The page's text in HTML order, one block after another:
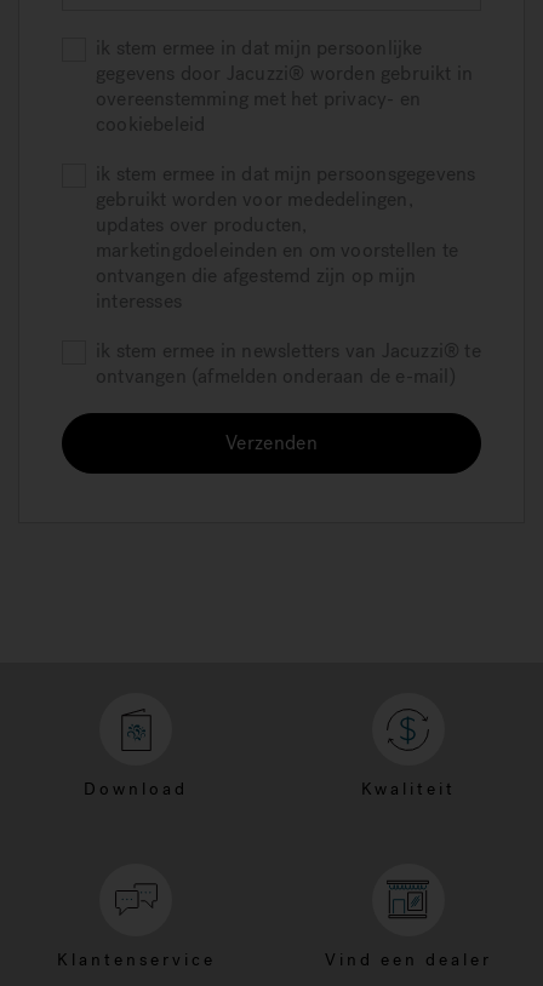
ik stem ermee in dat mijn persoonlijke
gegevens door Jacuzzi® worden gebruikt in
overeenstemming met het privacy- en
cookiebeleid
ik stem ermee in dat mijn persoonsgegevens
gebruikt worden voor mededelingen,
updates over producten,
marketingdoeleinden en om voorstellen te
ontvangen die afgestemd zijn op mijn
interesses
ik stem ermee in newsletters van Jacuzzi® te
ontvangen (afmelden onderaan de e-mail)
Verzenden
Download Kwaliteit
Klantenservice Vind een dealer